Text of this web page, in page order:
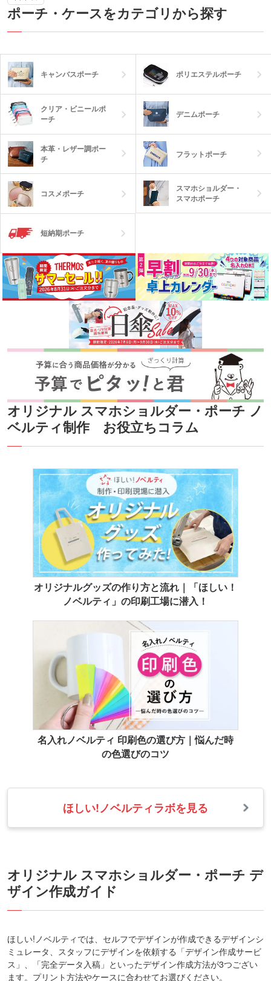
付き。
ポーチ・ケースをカテゴリから探す
キャンバスポーチ ポリエステルポーチ
クリア・ビニールポ
ーチ
デニムポーチ
本革・レザー調ポー
チ
フラットポーチ
コスメポーチ
スマホショルダー・
スマホポーチ
短納期ポーチ
オリジナル スマホショルダー・ポーチ ノ
ベルティ制作 お役立ちコラム
オリジナルグッズの作り方と流れ｜「ほしい！
ノベルティ」の印刷工場に潜入！
名入れノベルティ 印刷色の選び方｜悩んだ時
の色選びのコツ
ほしい!ノベルティラボを見る
オリジナル スマホショルダー・ポーチ デ
ザイン作成ガイド
ほしい!ノベルティでは、セルフでデザインが作成できるデザインシ
ミュレータ、スタッフにデザインを依頼する「デザイン作成サービ
ス」、「完全データ入稿」といったデザイン作成方法が3つござい
ます。プリント方法やケースに合わせてお選びください。